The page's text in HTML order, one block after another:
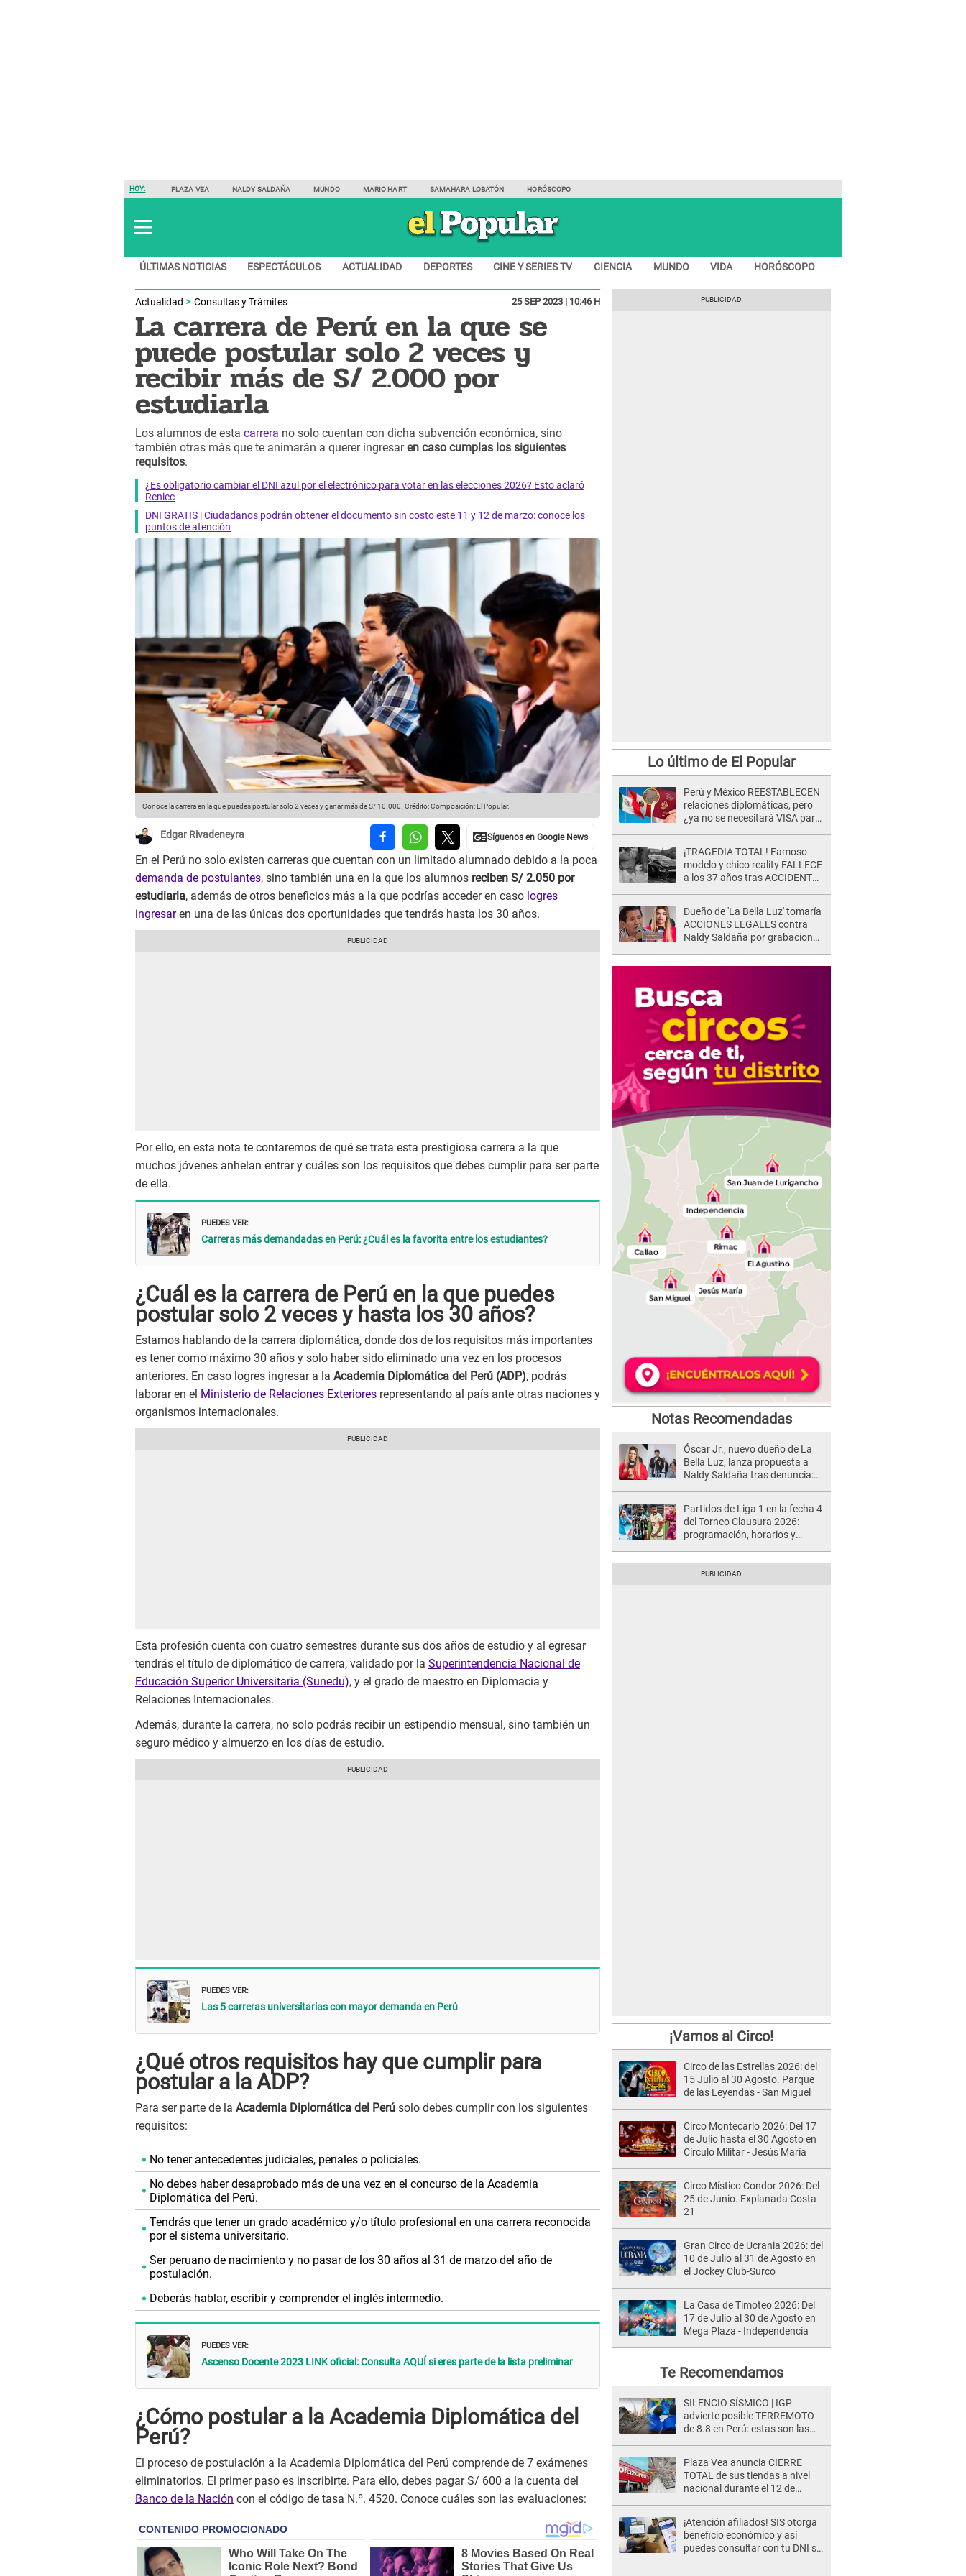
HOY: PLAZA VEA NALDY SALDAÑA MUNDO MARIO HART SAMAHARA LOBATÓN HORÓSCOPO
ÚLTIMAS NOTICIAS ESPECTÁCULOS ACTUALIDAD DEPORTES CINE Y SERIES TV CIENCIA MUNDO VIDA HORÓSCOPO
Actualidad Consultas y Trámites 25 SEP 2023 | 10:46 H
La carrera de Perú en la que se
puede postular solo 2 veces y
recibir más de S/ 2.000 por
estudiarla
Los alumnos de esta carrera no solo cuentan con dicha subvención económica, sino
también otras más que te animarán a querer ingresaren caso cumplas los siguientes
requisitos.
¿Es obligatorio cambiar el DNI azul por el electrónico para votar en las elecciones 2026? Esto aclaró
Reniec
DNI GRATIS | Ciudadanos podrán obtener el documento sin costo este 11 y 12 de marzo: conoce los
puntos de atención
Conoce la carrera en la que puedes postular solo 2 veces y ganar más de S/ 10.000. Crédito: Composición: El Popular.
Edgar Rivadeneyra
En el Perú no solo existen carreras que cuentan con un limitado alumnado debido a la poca
demanda de postulantes, sino también una en la que los alumnos reciben S/ 2.050 por
estudiarla, además de otros beneficios más a la que podrías acceder en caso logres
ingresaren una de las únicas dos oportunidades que tendrás hasta los 30 años.
Por ello, en esta nota te contaremos de qué se trata esta prestigiosa carrera a la que
muchos jóvenes anhelan entrar y cuáles son los requisitos que debes cumplir para ser parte
de ella.
PUEDES VER:
Carreras más demandadas en Perú: ¿Cuál es la favorita entre los estudiantes?
¿Cuál es la carrera de Perú en la que puedes
postular solo 2 veces y hasta los 30 años?
Estamos hablando de la carrera diplomática, donde dos de los requisitos más importantes
es tener como máximo 30 años y solo haber sido eliminado una vez en los procesos
anteriores. En caso logres ingresar a la Academia Diplomática del Perú (ADP), podrás
laborar en el Ministerio de Relaciones Exteriores representando al país ante otras naciones y
organismos internacionales.
Esta profesión cuenta con cuatro semestres durante sus dos años de estudio y al egresar
tendrás el título de diplomático de carrera, validado por la Superintendencia Nacional de
Educación Superior Universitaria (Sunedu), y el grado de maestro en Diplomacia y
Relaciones Internacionales.
Además, durante la carrera, no solo podrás recibir un estipendio mensual, sino también un
seguro médico y almuerzo en los días de estudio.
PUEDES VER:
Las 5 carreras universitarias con mayor demanda en Perú
¿Qué otros requisitos hay que cumplir para
postular a la ADP?
Para ser parte de la Academia Diplomática del Perú solo debes cumplir con los siguientes
requisitos:
No tener antecedentes judiciales, penales o policiales.
No debes haber desaprobado más de una vez en el concurso de la Academia
Diplomática del Perú.
Tendrás que tener un grado académico y/o título profesional en una carrera reconocida
por el sistema universitario.
Ser peruano de nacimiento y no pasar de los 30 años al 31 de marzo del año de
postulación.
Deberás hablar, escribir y comprender el inglés intermedio.
PUEDES VER:
Ascenso Docente 2023 LINK oficial: Consulta AQUÍ si eres parte de la lista preliminar
¿Cómo postular a la Academia Diplomática del
Perú?
El proceso de postulación a la Academia Diplomática del Perú comprende de 7 exámenes
eliminatorios. El primer paso es inscribirte. Para ello, debes pagar S/ 600 a la cuenta del
Banco de la Nación con el código de tasa N.º. 4520. Conoce cuáles son las evaluaciones:
Lo último de El Popular
Perú y México REESTABLECEN
relaciones diplomáticas, pero
¿ya no se necesitará VISA para
¡TRAGEDIA TOTAL! Famoso
modelo y chico reality FALLECE
a los 37 años tras ACCIDENTE
Dueño de 'La Bella Luz' tomaría
ACCIONES LEGALES contra
Naldy Saldaña por grabaciones
Notas Recomendadas
Óscar Jr., nuevo dueño de La
Bella Luz, lanza propuesta a
Naldy Saldaña tras denuncia:
Partidos de Liga 1 en la fecha 4
del Torneo Clausura 2026:
programación, horarios y
¡Vamos al Circo!
Circo de las Estrellas 2026: del
15 Julio al 30 Agosto. Parque
de las Leyendas - San Miguel
Circo Montecarlo 2026: Del 17
de Julio hasta el 30 Agosto en
Círculo Militar - Jesús María
Circo Místico Condor 2026: Del
25 de Junio. Explanada Costa
21
Gran Circo de Ucrania 2026: del
10 de Julio al 31 de Agosto en
el Jockey Club-Surco
La Casa de Timoteo 2026: Del
17 de Julio al 30 de Agosto en
Mega Plaza - Independencia
Te Recomendamos
SILENCIO SÍSMICO | IGP
advierte posible TERREMOTO
de 8.8 en Perú: estas son las
Plaza Vea anuncia CIERRE
TOTAL de sus tiendas a nivel
nacional durante el 12 de
¡Atención afiliados! SIS otorga
beneficio económico y así
puedes consultar con tu DNI si